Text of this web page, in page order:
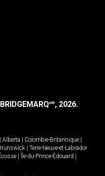
MD, 2026.
| Alberta | Colombie-Britannique |
| Terre-Neuve-et-Labrador
| Île-du-Prince-Édouard |